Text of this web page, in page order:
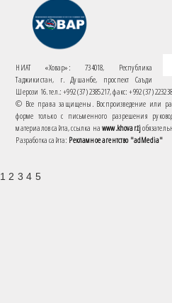
НИАТ «Ховар»: 734018, Республика
Таджикистан, г. Душанбе, проспект Саъди
Шерози 16. тел.: +992 (37) 2385217, факс: +992 (37)
© Все права защищены. Воспроизведение или
форме только с письменного разрешения
материалов сайта, ссылка наwww.khovar.tj
Разработка сайта: Рекламное агентство "adMedia"
1 2 3 4 5